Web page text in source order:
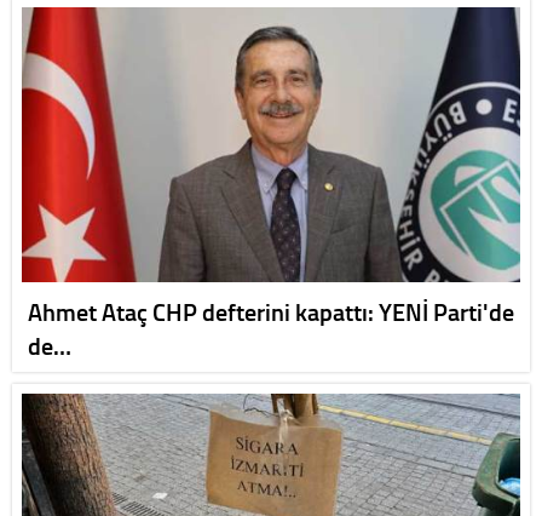
Ahmet Ataç CHP defterini kapattı: YENİ Parti'de
de…